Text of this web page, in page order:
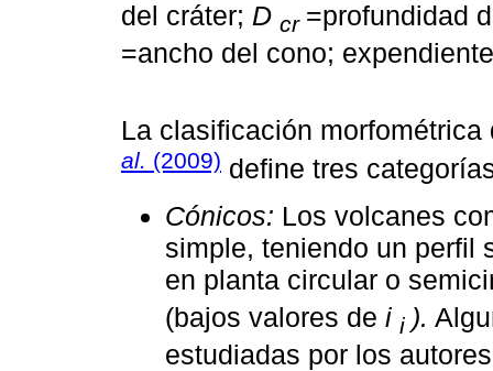
del cráter; D cr =profundidad
=ancho del cono;
La clasificación
al. (2009) define tres
Cónicos: Los volcanes
simple, teniendo un perfil
en planta circular o
(bajos valores de i i ).
estudiadas por los